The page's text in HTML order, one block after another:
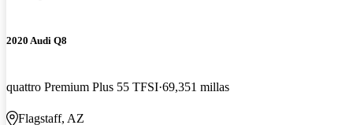
2020 Audi Q8
quattro Premium Plus 55 TFSI 69,351 millas
Flagstaff, AZ